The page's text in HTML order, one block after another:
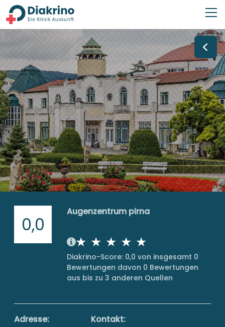
<
0,0
Augenzentrum pirna
Diakrino-Score: 0,0 von insgesamt 0
Bewertungen davon 0 Bewertungen
aus bis zu 3 anderen Quellen
Adresse: Kontakt: